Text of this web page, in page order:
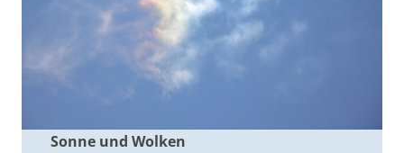
Sonne und Wolken